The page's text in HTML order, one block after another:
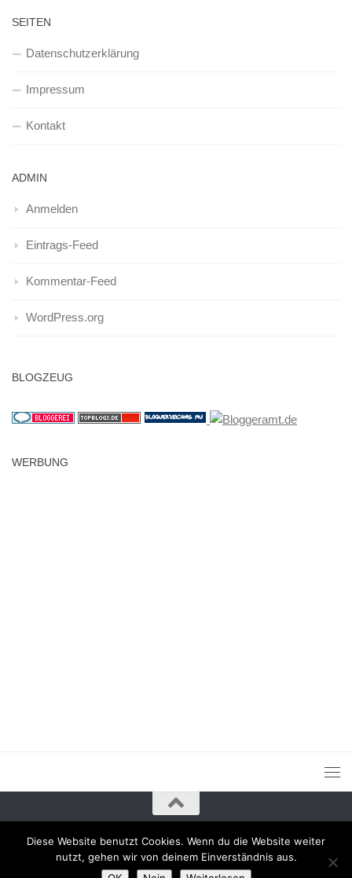
SEITEN
Datenschutzerklärung
Impressum
Kontakt
ADMIN
Anmelden
Eintrags-Feed
Kommentar-Feed
WordPress.org
BLOGZEUG
WERBUNG
Diese Website benutzt Cookies. Wenn du die Website weiter
nutzt, gehen wir von deinem Einverständnis aus.